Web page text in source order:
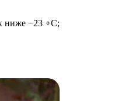
ниже −23 ∘C;